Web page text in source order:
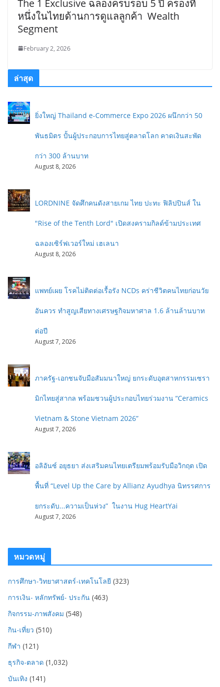
The 1 Exclusive ฉลองครบรอบ 5 ปี ครองที่
หนึ่งในไทยด้านการดูแลลูกค้า Wealth
Segment
February 2, 2026
ล่าสุด
ยิ่งใหญ่ Thailand e-Commerce Expo 2026 ผนึกกว่า 50
พันธมิตร ปั้นผู้ประกอบการไทยสู่ตลาดโลก คาดเงินสะพัด
กว่า 300 ล้านบาท
August 8, 2026
LORDNINE จัดศึกคนดังสายเกม ไทย ปะทะ ฟิลิปปินส์ ใน
"Rise of the Tenth Lord" เปิดสงครามกิลด์ข้ามประเทศ
ฉลองเซิร์ฟเวอร์ใหม่ เฮเลนา
August 8, 2026
แพทย์เผย โรคไม่ติดต่อเรื้อรัง NCDs คร่าชีวิตคนไทยก่อนวัย
อันควร ทำสูญเสียทางเศรษฐกิจมหาศาล 1.6 ล้านล้านบาท
ต่อปี
August 7, 2026
ภาครัฐ-เอกชนจับมือสัมมนาใหญ่ ยกระดับอุตสาหกรรมเซรา
มิกไทยสู่สากล พร้อมชวนผู้ประกอบไทยร่วมงาน “Ceramics
Vietnam & Stone Vietnam 2026”
August 7, 2026
อลิอันซ์ อยุธยา ส่งเสริมคนไทยเตรียมพร้อมรับมือวิกฤต เปิด
พื้นที่ “Level Up the Care by Allianz Ayudhya นิทรรศการ
ยกระดับ...ความเป็นห่วง” ในงาน Hug HeartYai
August 7, 2026
หมวดหมู่
การศึกษา-วิทยาศาสตร์-เทคโนโลยี (323)
การเงิน- หลักทรัพย์- ประกัน (463)
กิจกรรม-ภาพสังคม (548)
กิน-เที่ยว (510)
กีฬา (121)
ธุรกิจ-ตลาด (1,032)
บันเทิง (141)